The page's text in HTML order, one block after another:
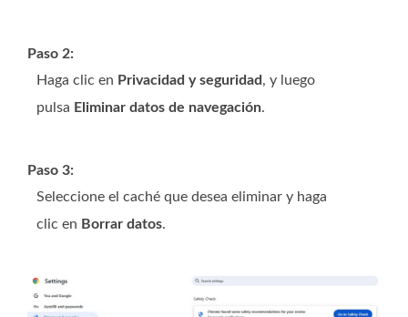
Paso 2:
Haga clic en Privacidad y seguridad, y luego
pulsa Eliminar datos de navegación.
Paso 3:
Seleccione el caché que desea eliminar y haga
clic en Borrar datos.